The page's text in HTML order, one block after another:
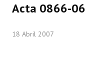
Acta 0866-
18 Abril 2007